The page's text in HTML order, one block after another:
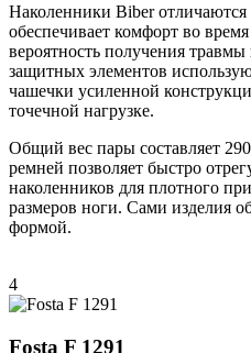
Наколенники Biber
обеспечивает комфорт во
вероятность получения
защитных элементов
чашечки усиленной
точечной нагрузке.
Общий вес пары составляет
ремней позволяет быстро
наколенников для плотного
размеров ноги. Сами изделия
формой.
4
Fosta F 1291